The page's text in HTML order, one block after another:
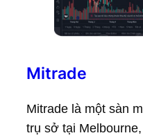
Mitrade
Mitrade là một sàn
trụ sở tại